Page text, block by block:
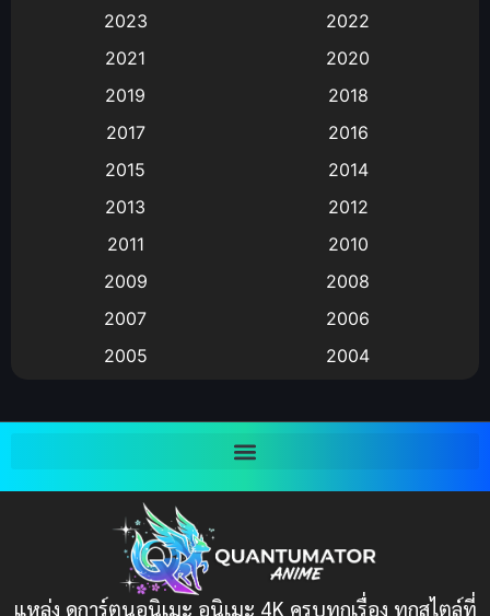
Animation การ์ตูน
Animation อนิเมะ
Animation แอนิเมชัน
(9)
Big tits (นมใหญ่)
Bitch (ผู้หญิงร่าน)
Bondage (ทาส)(1)
(1)
2023
2022
2021
2020
2019
2018
2017
2016
2015
2014
2013
2012
2011
2010
2009
2008
2007
2006
2005
2004
1997
1993
1991
แหล่ง ดูการ์ตูนอนิเมะ อนิเมะ 4K ครบทุกเรื่อง ทุกสไตล์ที่